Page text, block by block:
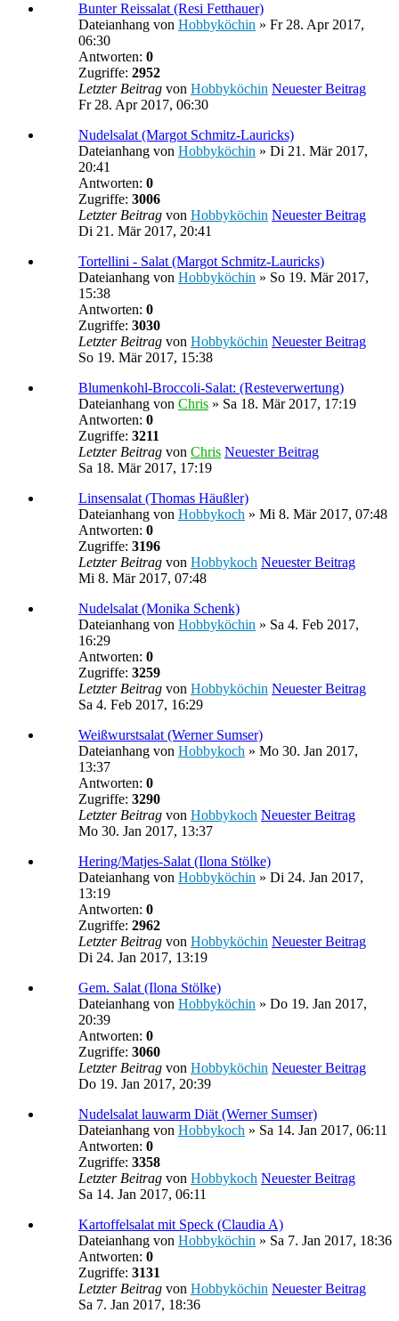
Bunter Reissalat (Resi Fetthauer)
Dateianhang von Hobbyköchin » Fr 28. Apr 2017,
06:30
Antworten: 0
Zugriffe: 2952
Letzter Beitrag von Hobbyköchin Neuester Beitrag
Fr 28. Apr 2017, 06:30
Nudelsalat (Margot Schmitz-Lauricks)
Dateianhang von Hobbyköchin » Di 21. Mär 2017,
20:41
Antworten: 0
Zugriffe: 3006
Letzter Beitrag von Hobbyköchin Neuester Beitrag
Di 21. Mär 2017, 20:41
Tortellini - Salat (Margot Schmitz-Lauricks)
Dateianhang von Hobbyköchin » So 19. Mär 2017,
15:38
Antworten: 0
Zugriffe: 3030
Letzter Beitrag von Hobbyköchin Neuester Beitrag
So 19. Mär 2017, 15:38
Blumenkohl-Broccoli-Salat: (Resteverwertung)
Dateianhang von Chris » Sa 18. Mär 2017, 17:19
Antworten: 0
Zugriffe: 3211
Letzter Beitrag von Chris Neuester Beitrag
Sa 18. Mär 2017, 17:19
Linsensalat (Thomas Häußler)
Dateianhang von Hobbykoch » Mi 8. Mär 2017, 07:48
Antworten: 0
Zugriffe: 3196
Letzter Beitrag von Hobbykoch Neuester Beitrag
Mi 8. Mär 2017, 07:48
Nudelsalat (Monika Schenk)
Dateianhang von Hobbyköchin » Sa 4. Feb 2017,
16:29
Antworten: 0
Zugriffe: 3259
Letzter Beitrag von Hobbyköchin Neuester Beitrag
Sa 4. Feb 2017, 16:29
Weißwurstsalat (Werner Sumser)
Dateianhang von Hobbykoch » Mo 30. Jan 2017,
13:37
Antworten: 0
Zugriffe: 3290
Letzter Beitrag von Hobbykoch Neuester Beitrag
Mo 30. Jan 2017, 13:37
Hering/Matjes-Salat (Ilona Stölke)
Dateianhang von Hobbyköchin » Di 24. Jan 2017,
13:19
Antworten: 0
Zugriffe: 2962
Letzter Beitrag von Hobbyköchin Neuester Beitrag
Di 24. Jan 2017, 13:19
Gem. Salat (Ilona Stölke)
Dateianhang von Hobbyköchin » Do 19. Jan 2017,
20:39
Antworten: 0
Zugriffe: 3060
Letzter Beitrag von Hobbyköchin Neuester Beitrag
Do 19. Jan 2017, 20:39
Nudelsalat lauwarm Diät (Werner Sumser)
Dateianhang von Hobbykoch » Sa 14. Jan 2017, 06:11
Antworten: 0
Zugriffe: 3358
Letzter Beitrag von Hobbykoch Neuester Beitrag
Sa 14. Jan 2017, 06:11
Kartoffelsalat mit Speck (Claudia A)
Dateianhang von Hobbyköchin » Sa 7. Jan 2017, 18:36
Antworten: 0
Zugriffe: 3131
Letzter Beitrag von Hobbyköchin Neuester Beitrag
Sa 7. Jan 2017, 18:36